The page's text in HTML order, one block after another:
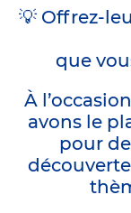
💡 Offrez-
que
À
avons le
pour